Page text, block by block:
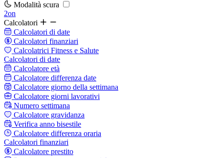
Modalità scura
2on
Calcolatori
Calcolatori di date
Calcolatori finanziari
Calcolatrici Fitness e Salute
Calcolatori di date
Calcolatore età
Calcolatore differenza date
Calcolatore giorno della settimana
Calcolatore giorni lavorativi
Numero settimana
Calcolatore gravidanza
Verifica anno bisestile
Calcolatore differenza oraria
Calcolatori finanziari
Calcolatore prestito